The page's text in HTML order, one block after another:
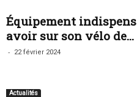
Équipement
avoir sur son vélo de...
- 22 février 2024
Actualités